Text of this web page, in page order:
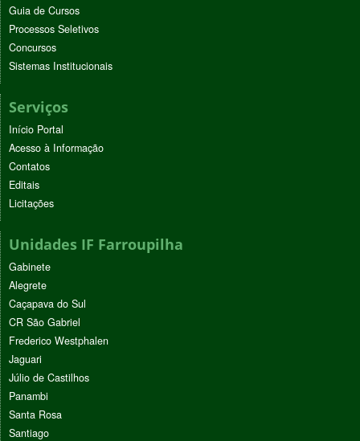
Guia de Cursos
Processos Seletivos
Concursos
Sistemas Institucionais
Serviços
Início Portal
Acesso à Informação
Contatos
Editais
Licitações
Unidades IF Farroupilha
Gabinete
Alegrete
Caçapava do Sul
CR São Gabriel
Frederico Westphalen
Jaguari
Júlio de Castilhos
Panambi
Santa Rosa
Santiago